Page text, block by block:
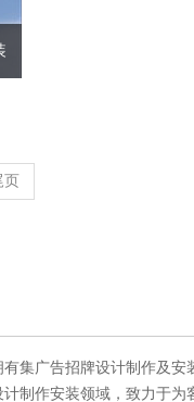
页
集广告招牌设计制作及安
计制作安装领域，致力于为